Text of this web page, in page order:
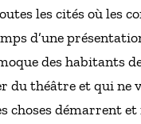
les cités où les
d’une
des habitants
du théâtre et qui ne
choses démarrent